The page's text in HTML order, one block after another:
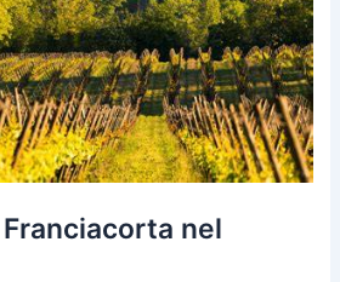
nel